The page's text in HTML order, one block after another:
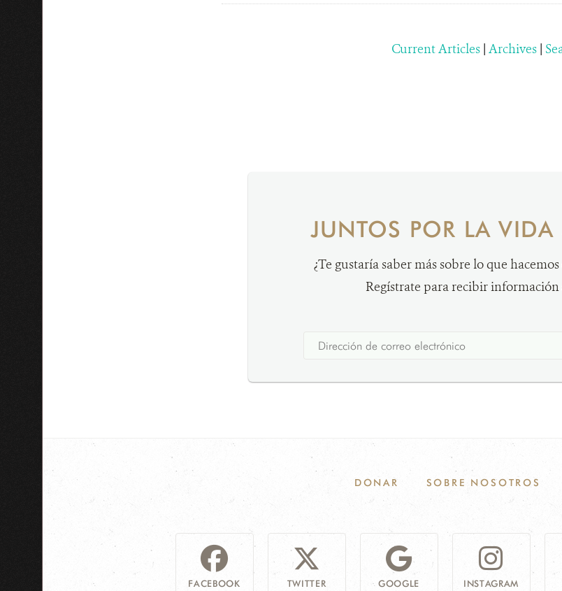
Current Articles | Archives |
JUNTOS POR LA VIDA
¿Te gustaría saber más sobre lo que
Regístrate para recibir
DONAR SOBRE NOSOTROS
FACEBOOK TWITTER GOOGLE INSTAGRAM